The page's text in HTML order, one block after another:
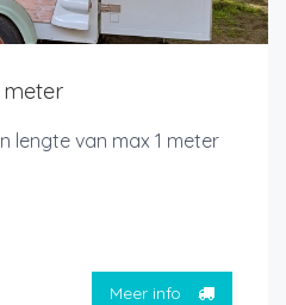
lengte van max 1 meter
Meer info